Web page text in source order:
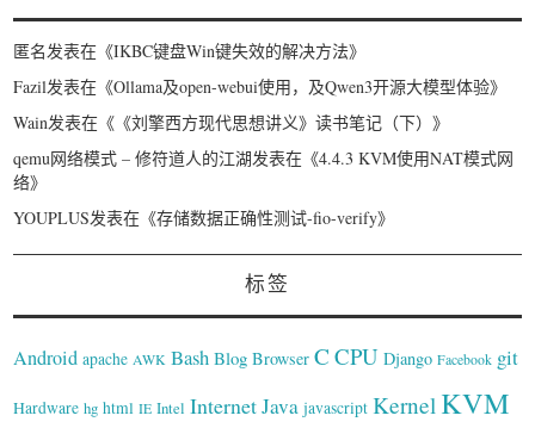
匿名发表在《IKBC键盘Win键失效的解决方法》
Fazil发表在《Ollama及open-webui使用，及Qwen3开源大模型体验》
Wain发表在《 《刘擎西方现代思想讲义》读书笔记（下）》
qemu网络模式 – 修符道人的江湖发表在《4.4.3 KVM使用NAT模式网
络》
YOUPLUS发表在《存储数据正确性测试-fio-verify》
标签
Android apache AWK Bash Blog Browser C CPU Django Facebook git
Hardware hg html IE Intel InternetJava javascript Kernel KVM